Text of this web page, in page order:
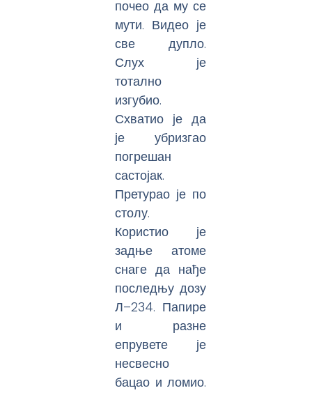
почео да му се
мути. Видео је
све дупло.
Слух је
тотално
изгубио.
Схватио је да
је убризгао
погрешан
састојак.
Претурао је по
столу.
Користио је
задње атоме
снаге да нађе
последњу дозу
Л–234. Папире
и разне
епрувете је
несвесно
бацао и ломио.